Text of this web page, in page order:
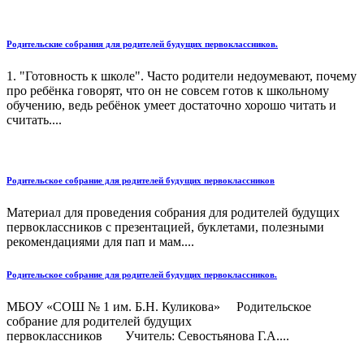
Родительские собрания для родителей будущих первоклассников.
1. "Готовность к школе". Часто родители недоумевают, почему
про ребёнка говорят, что он не совсем готов к школьному
обучению, ведь ребёнок умеет достаточно хорошо читать и
считать....
Родительское собрание для родителей будущих первоклассников
Материал для проведения собрания для родителей будущих
первоклассников с презентацией, буклетами, полезными
рекомендациями для пап и мам....
Родительское собрание для родителей будущих первоклассников.
МБОУ «СОШ № 1 им. Б.Н. Куликова» Родительское
собрание для родителей будущих
первоклассников Учитель: Севостьянова Г.А....